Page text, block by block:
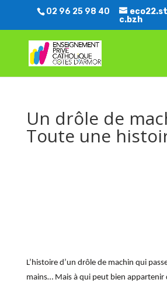
02 96 25 98 40
c.bzh
Un drôle de
Toute une
L’histoire d’un drôle de machin qui
mains… Mais à qui peut bien appartenir